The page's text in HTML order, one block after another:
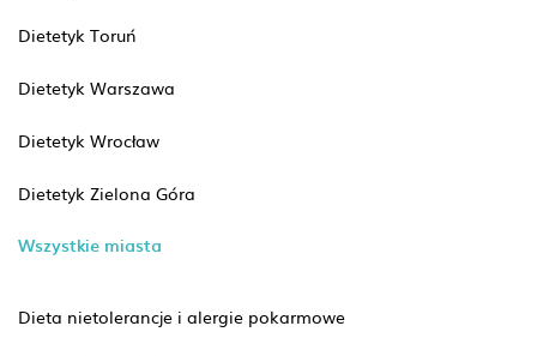
Dietetyk Toruń
Dietetyk Warszawa
Dietetyk Wrocław
Dietetyk Zielona Góra
Wszystkie miasta
Dieta nietolerancje i alergie pokarmowe